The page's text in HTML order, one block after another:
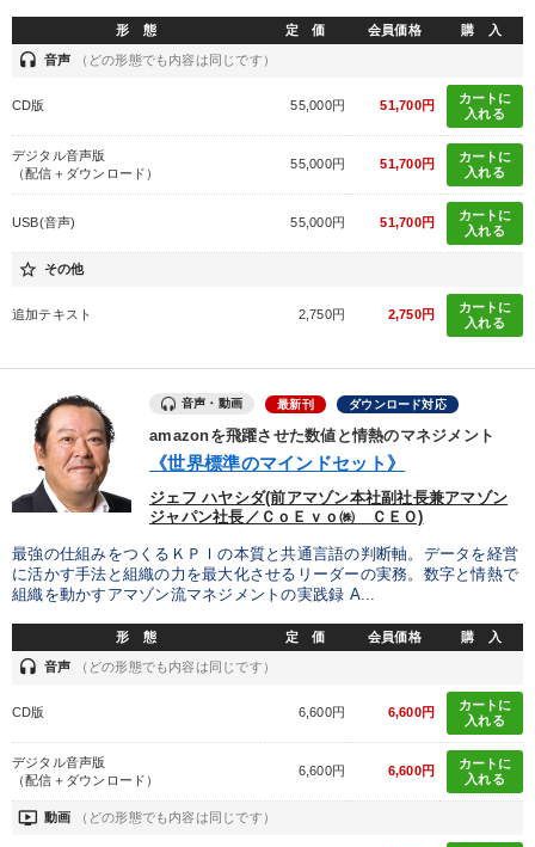
聞き手・作間信司 コロナ禍対策
※「更新」を押すと「テーマ」「キーワード」を更新いただけます。
ondemand_video 経営音声・動画を探す refresh 更新する
全国経営者セミナー収録物以外の経営教材（全762タイトル）からお探
経営者のための《音声・動画で学ぶ》講演シリーズ
マーケティング 【1月】音声・映像 数字・税務・決算書
組織・採用・スキル
2025年春季全国経営者セミナー収録講演ＣＤ・講演ＤＶＤ・デジ
タル版（音声／動画ストリーミング・ダウンロード）
《強い財務を実践する経営者》講話４選
2025年夏季全国経営者セミナー収録講演ＣＤ・講演ＤＶＤ・デジ
「儲けの本質」を突く 最新トレンドと時代の潮流を押さえる
形 態 定 価 会員価格 購 入
headset 音声 （どの形態でも内容は同じです）
CD版 55,000円 51,700円
カートに
入れる
デジタル音声版
（配信＋ダウンロード）
55,000円 51,700円
カートに
入れる
USB(音声) 55,000円 51,700円
カートに
入れる
star_border その他
追加テキスト 2,750円 2,750円
カートに
入れる
音声・動画 最新刊 ダウンロード対応
amazonを飛躍させた数値と情熱のマネジメント
《世界標準のマインドセット》
ジェフ ハヤシダ(前アマゾン本社副社長兼アマゾン
ジャパン社長／ＣｏＥｖｏ㈱ ＣＥＯ)
最強の仕組みをつくるＫＰＩの本質と共通言語の判断軸。データを経営
に活かす手法と組織の力を最大化させるリーダーの実務。数字と情熱で
組織を動かすアマゾン流マネジメントの実践録 A...
形 態 定 価 会員価格 購 入
headset 音声 （どの形態でも内容は同じです）
CD版 6,600円 6,600円
カートに
入れる
デジタル音声版
（配信＋ダウンロード）
6,600円 6,600円
カートに
入れる
ondemand_video 動画 （どの形態でも内容は同じです）